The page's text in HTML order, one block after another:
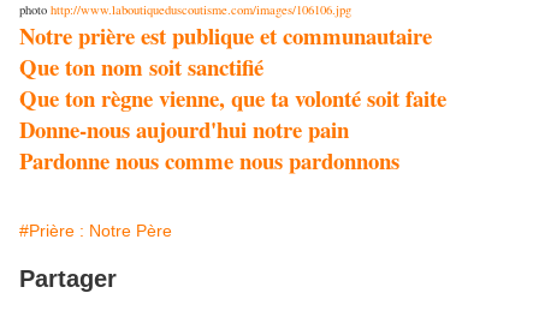
photo http://www.laboutiqueduscoutisme.com/images/106106.jpg
Notre prière est publique et communautaire
Que ton nom soit sanctifié
Que ton règne vienne, que ta volonté soit faite
Donne-nous aujourd'hui notre pain
Pardonne nous comme nous pardonnons
#Prière : Notre Père
Partager